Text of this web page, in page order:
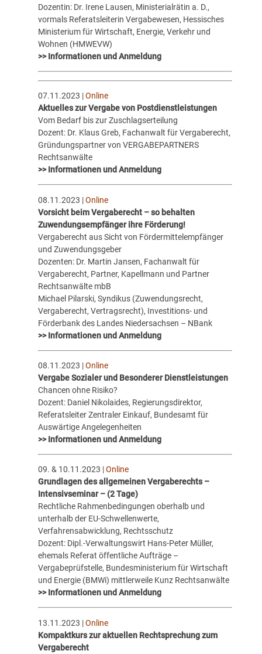
Dozentin: Dr. Irene Lausen, Ministerialrätin a. D.,
vormals Referatsleiterin Vergabewesen, Hessisches
Ministerium für Wirtschaft, Energie, Verkehr und
Wohnen (HMWEVW)
>> Informationen und Anmeldung
07.11.2023 |Online
Aktuelles zur Vergabe von Postdienstleistungen
Vom Bedarf bis zur Zuschlagserteilung
Dozent: Dr. Klaus Greb, Fachanwalt für Vergaberecht,
Gründungspartner von VERGABEPARTNERS
Rechtsanwälte
>> Informationen und Anmeldung
08.11.2023 |Online
Vorsicht beim Vergaberecht – so behalten
Zuwendungsempfänger ihre Förderung!
Vergaberecht aus Sicht von Fördermittelempfänger
und Zuwendungsgeber
Dozenten: Dr. Martin Jansen, Fachanwalt für
Vergaberecht, Partner, Kapellmann und Partner
Rechtsanwälte mbB
Michael Pilarski, Syndikus (Zuwendungsrecht,
Vergaberecht, Vertragsrecht), Investitions- und
Förderbank des Landes Niedersachsen – NBank
>> Informationen und Anmeldung
08.11.2023 |Online
Vergabe Sozialer und Besonderer Dienstleistungen
Chancen ohne Risiko?
Dozent: Daniel Nikolaides, Regierungsdirektor,
Referatsleiter Zentraler Einkauf, Bundesamt für
Auswärtige Angelegenheiten
>> Informationen und Anmeldung
09. & 10.11.2023 |Online
Grundlagen des allgemeinen Vergaberechts –
Intensivseminar – (2 Tage)
Rechtliche Rahmenbedingungen oberhalb und
unterhalb der EU-Schwellenwerte,
Verfahrensabwicklung, Rechtsschutz
Dozent: Dipl.-Verwaltungswirt Hans-Peter Müller,
ehemals Referat öffentliche Aufträge –
Vergabeprüfstelle, Bundesministerium für Wirtschaft
und Energie (BMWi) mittlerweile Kunz Rechtsanwälte
>> Informationen und Anmeldung
13.11.2023 |Online
Kompaktkurs zur aktuellen Rechtsprechung zum
Vergaberecht